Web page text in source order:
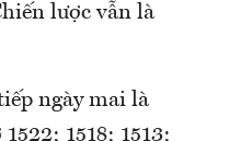
lược vẫn là
ngày mai là
1518; 1513;